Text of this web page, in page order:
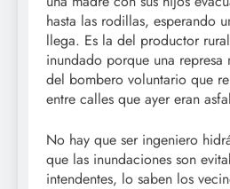
hasta las rodillas, esperando
llega. Es la del productor
inundado porque una represa
del bombero voluntario que
entre calles que ayer eran
No hay que ser ingeniero
que las inundaciones son
intendentes, lo saben los